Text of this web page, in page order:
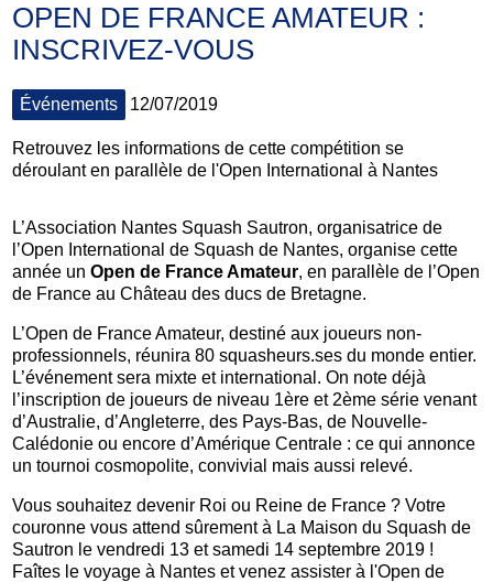
OPEN DE FRANCE AMATEUR :
INSCRIVEZ-VOUS
Événements 12/07/2019
Retrouvez les informations de cette compétition se
déroulant en parallèle de l'Open International à Nantes
L’Association Nantes Squash Sautron, organisatrice de
l’Open International de Squash de Nantes, organise cette
année unOpen de France Amateur, en parallèle de l’Open
de France au Château des ducs de Bretagne.
L’Open de France Amateur, destiné aux joueurs non-
professionnels, réunira 80 squasheurs.ses du monde entier.
L’événement sera mixte et international. On note déjà
l’inscription de joueurs de niveau 1ère et 2ème série venant
d’Australie, d’Angleterre, des Pays-Bas, de Nouvelle-
Calédonie ou encore d’Amérique Centrale : ce qui annonce
un tournoi cosmopolite, convivial mais aussi relevé.
Vous souhaitez devenir Roi ou Reine de France ? Votre
couronne vous attend sûrement à La Maison du Squash de
Sautron le vendredi 13 et samedi 14 septembre 2019 !
Faîtes le voyage à Nantes et venez assister à l'Open de